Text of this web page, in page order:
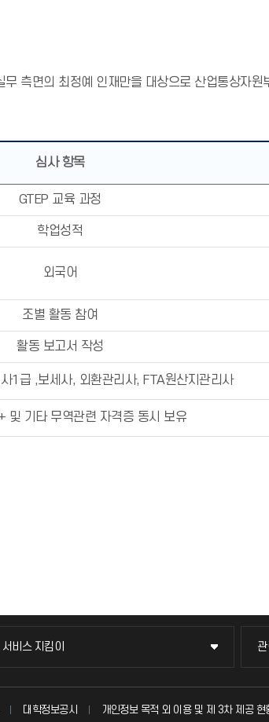
측면의 최정예 인재만을 대상으로 산업통상자
심사 항목
GTEP 교육 과정
학업성적
외국어
조별 활동 참여
활동 보고서 작성
1급 ,보세사, 외환관리사, FTA원산지관리사
및 기타 무역관련 자격증 동시 보유
서비스 지킴이
서비스 지킴이
묻고 답하기
대학정보공시 개인정보 목적 외 이용 및 제 3차 제공 현